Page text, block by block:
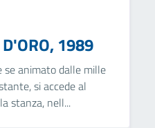
1989
se animato dalle mille
si accede al
stanza, nell...